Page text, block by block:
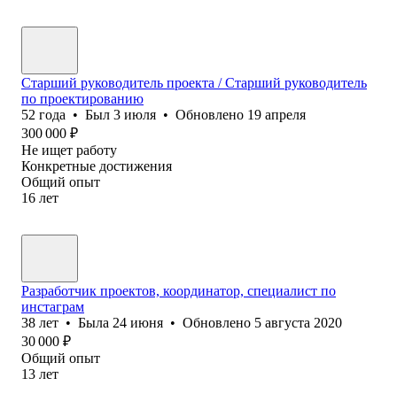
Старший руководитель проекта / Старший руководитель
по проектированию
52 года • Был 3 июля • Обновлено 19 апреля
300 000 ₽
Не ищет работу
Конкретные достижения
Общий опыт
16 лет
Разработчик проектов, координатор, специалист по
инстаграм
38 лет • Была 24 июня • Обновлено 5 августа 2020
30 000 ₽
Общий опыт
13 лет